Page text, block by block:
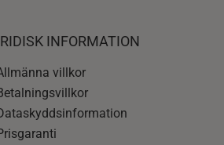
INFORMATION
villkor